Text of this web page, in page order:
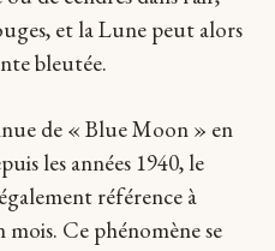
et la Lune peut alors
bleutée.
de « Blue Moon » en
les années 1940, le
référence à
Ce phénomène se